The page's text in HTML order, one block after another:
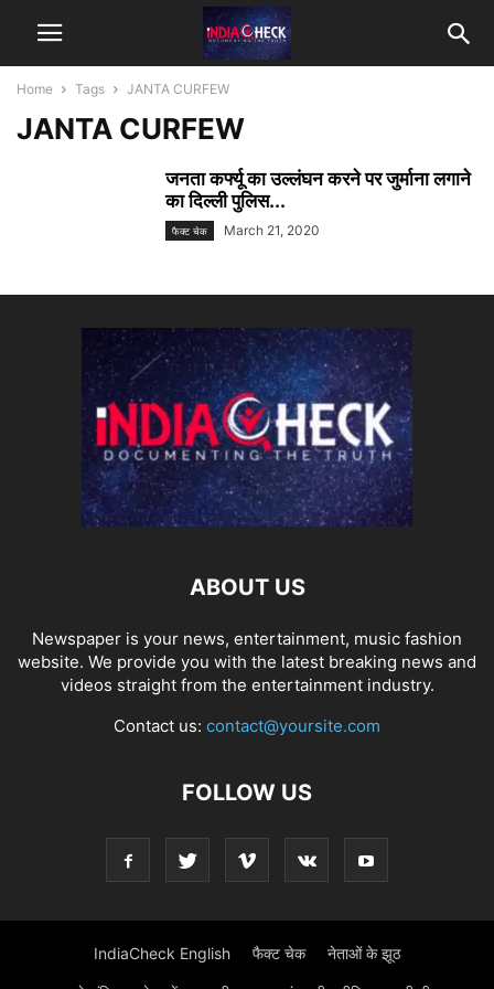
Home Tags JANTA CURFEW
JANTA CURFEW
जनता कर्फ्यू का उल्लंघन करने पर जुर्माना लगाने
का दिल्ली पुलिस...
फैक्ट चेक March 21, 2020
ABOUT US
Newspaper is your news, entertainment, music fashion
website. We provide you with the latest breaking news and
videos straight from the entertainment industry.
Contact us: contact@yoursite.com
FOLLOW US
IndiaCheck English फैक्ट चेक नेताओं के झूठ